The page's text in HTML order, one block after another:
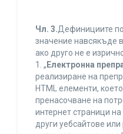
Чл. 3.Дефинициите
значение навсякъде
ако друго не е
1. „ Електронна
реализиране на
HTML елементи,
пренасочване на
интернет страници
други уебсайтове